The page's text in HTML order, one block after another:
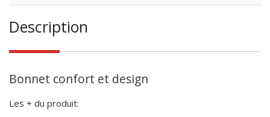
Description
Bonnet confort et design
Les + du produit: